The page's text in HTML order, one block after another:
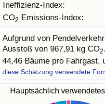
Ineffizienz-Index:
CO2 Emissions-Index:
Aufgrund von
Ausstoß von 967,91 kg CO2
44,46 Bäume pro Fahrgast,
diese Schätzung verwendete
Hauptsächlich
Lebenshaltungskosten-
in Akaba
Immobilienpreis-Index
Lebensqualitätsindex
Kriminalität
Kriminalitäts-Index
Kriminalitäts-Index